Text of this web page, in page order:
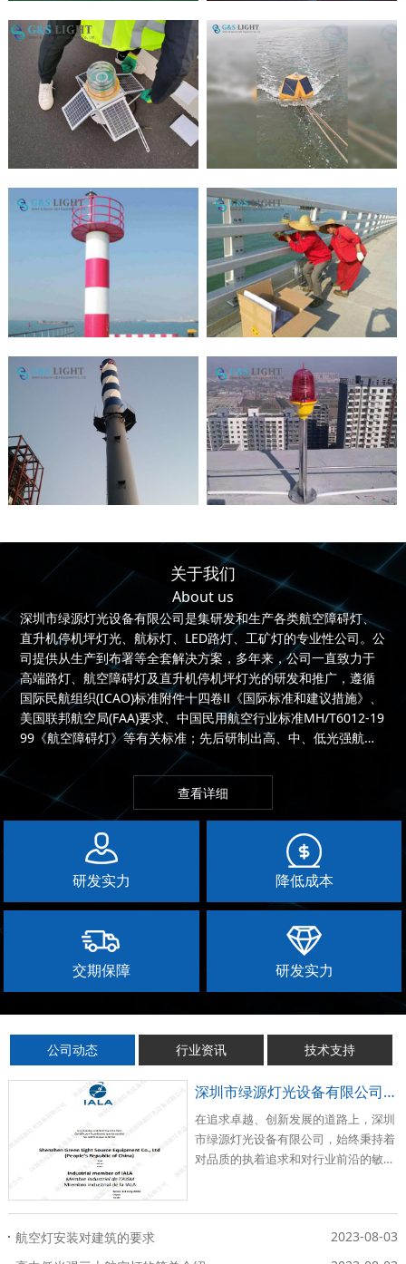
关于我们
About us
深圳市绿源灯光设备有限公司是集研发和生产各类航空障碍灯、
直升机停机坪灯光、航标灯、LED路灯、工矿灯的专业性公司。公
司提供从生产到布署等全套解决方案，多年来，公司一直致力于
高端路灯、航空障碍灯及直升机停机坪灯光的研发和推广，遵循
国际民航组织(ICAO)标准附件十四卷Ⅱ《国际标准和建议措施》、
美国联邦航空局(FAA)要求、中国民用航空行业标准MH/T6012-19
99《航空障碍灯》等有关标准；先后研制出高、中、低光强航空
查看详细
研发实力 降低成本
交期保障 研发实力
公司动态 行业资讯 技术支持
深圳市绿源灯光设备有限公司荣耀加入国际航标协会（IALA）
在追求卓越、创新发展的道路上，深圳
市绿源灯光设备有限公司，始终秉持着
对品质的执着追求和对行业前沿的敏锐
2023-08-03
航空灯安装对建筑的要求